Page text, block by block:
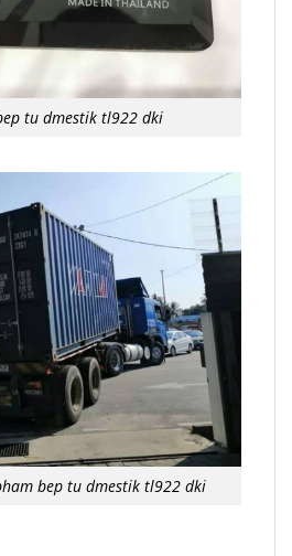
tu dmestik tl922 dki
bep tu dmestik tl922 dki